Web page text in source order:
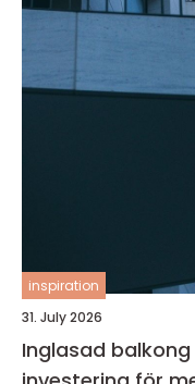
inspiration
31. July 2026
Inglasad balkong i